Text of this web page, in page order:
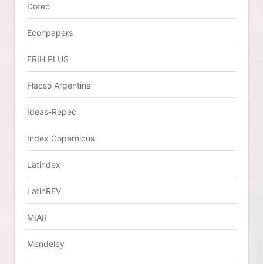
Dotec
Econpapers
ERIH PLUS
Flacso Argentina
Ideas-Repec
Index Copernicus
Latindex
LatinREV
MIAR
Mendeley